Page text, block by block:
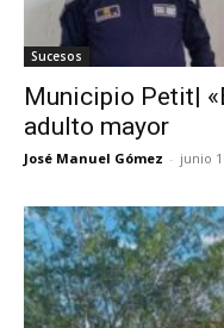
Sucesos
Municipio Petit|
adulto mayor
José Manuel Gómez - junio